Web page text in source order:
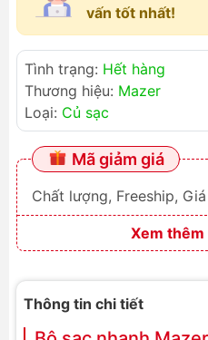
vấn tốt nhất!
Tình trạng: Hết hàng
Thương hiệu: Mazer
Loại: Củ sạc
Mã giảm giá
Chất lượng, Freeship,
Xem thêm
Thông tin chi tiết